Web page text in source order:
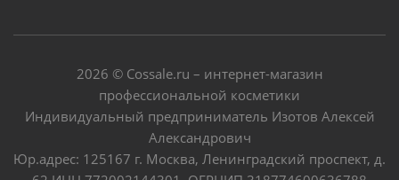
2026 © Сossale.ru – интернет-магазин
профессиональной косметики
Индивидуальный предприниматель Изотов Алексей
Александрович
Юр.адрес: 125167 г. Москва, Ленинградский проспект, д.